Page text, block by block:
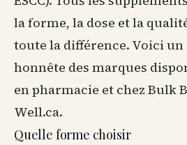
la forme, la dose et la
toute la différence. Voici
honnête des marques
en pharmacie et chez Bulk
Well.ca.
Quelle forme choisir